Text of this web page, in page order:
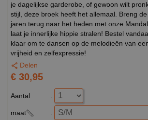
je dagelijkse garderobe, of gewoon wilt
stijl, deze broek heeft het allemaal. Breng
jaren terug naar het heden met onze
laat je innerlijke hippie stralen! Bestel
klaar om te dansen op de melodieën van
vrijheid en zelfexpressie!
Delen
€ 30,95
Aantal :
maat :